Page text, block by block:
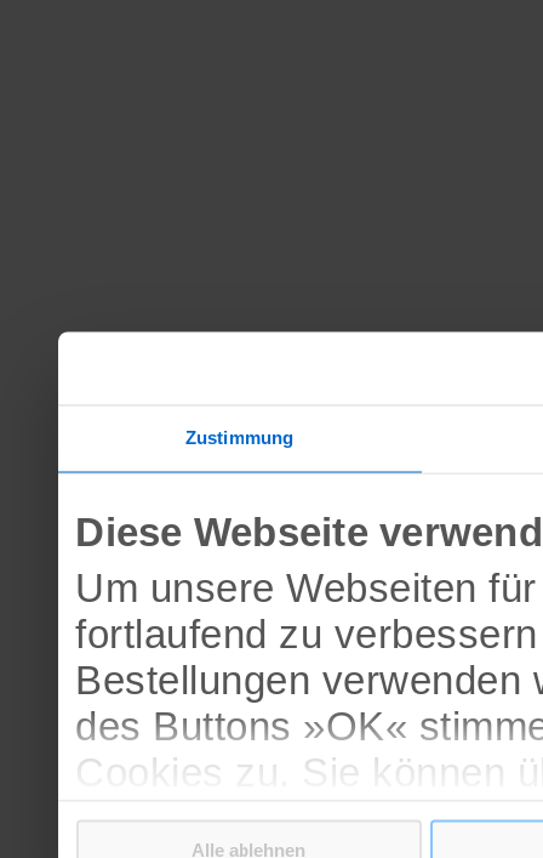
Zustimmung
Diese Webseite
Um unsere Webseiten
fortlaufend zu
Bestellungen
des Buttons »OK«
Cookies zu. Sie können
verschiedenen Cookies
Alle ablehnen